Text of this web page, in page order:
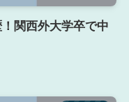
関西外大学卒で中